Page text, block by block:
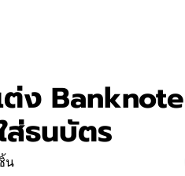
ง Banknote
ส่ธนบัตร
น